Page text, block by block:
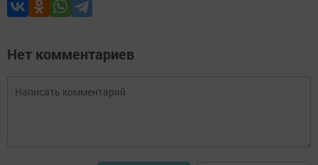
Нет комментариев